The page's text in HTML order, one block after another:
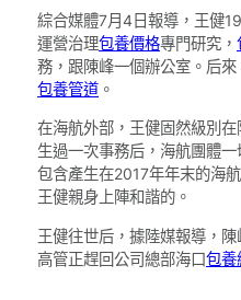
綜合媒體7月4日報導，王健
運營治理包養價格專門研究，
務，跟陳峰一個辦公室。后
包養管道 。
在海航外部，王健固然級別
生過一次事務后，海航團體
包含產生在2017年年末的海
王健親身上陣和諧的。
王健往世后，據陸媒報導，
高管正趕回公司總部海口包養